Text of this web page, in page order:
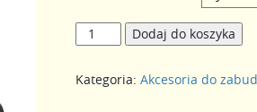
do
4.564,00zł
ilość
Wyciągarka
Dodaj do koszyka
Kategoria:Akcesoria do